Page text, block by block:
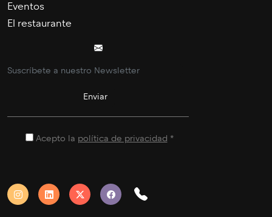
Eventos
El restaurante
Acepto la política de privacidad *